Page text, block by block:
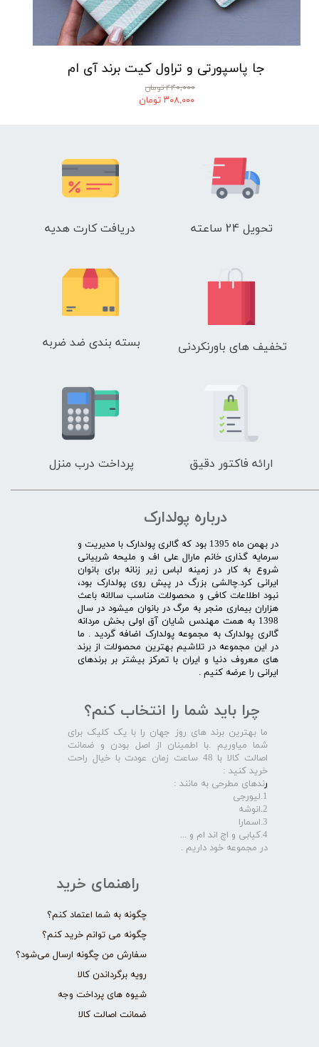
جا پاسپورتی و تراول کیت برند آی ام
۴۴۰,۰۰۰ تومان
۳۰۸,۰۰۰ تومان
تحویل 24 ساعته دریافت کارت هدیه
تخفیف های باورنکردنی بسته بندی ضد ضربه
ارائه فاکتور دقیق پرداخت درب منزل
درباره پولدارک
در بهمن ماه 1395 بود که گالری پولدارک با مدیریت و
سرمایه گذاری خانم مارال علی اف و ملیحه شربیانی
شروع به کار در زمینه لباس زیر زنانه برای بانوان
ایرانی کرد.چالشی بزرگ در پیش روی پولدارک بود،
نبود اطلاعات کافی و محصولات مناسب سالانه باعث
هزاران بیماری منجر به مرگ در بانوان میشود در سال
1398 به همت مهندس شایان آق اولی بخش مردانه
گالری پولدارک به مجموعه پولدارک اضافه گردید . ما
در این مجموعه در تلاشیم بهترین محصولات از برند
های معروف دنیا و ایران با تمرکز بیشتر بر برندهای
ایرانی را عرضه کنیم .​​​​​​​
راهنمای خرید
چگونه به شما اعتماد کنم؟
چگونه می توانم خرید کنم؟
سفارش من چگونه ارسال می‌شود؟
رویه برگرداندن کالا
شیوه های پرداخت وجه
ضمانت اصالت کالا
چرا باید شما را انتخاب کنم؟
ما بهترین برند های روز جهان را با یک کلیک برای
شما میاوریم .با اطمینان از اصل بودن و ضمانت
اصالت کالا با 48 ساعت زمان عودت با خیال راحت
خرید کنید :
رندهای مطرحی به مانند :
1.لیورجی
2.انوشه
3.اسمارا
4.کیابی و اچ اند ام و ...
در مجموعه خود داریم .​​​​​​​